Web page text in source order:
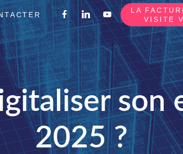
LA
VISITE
son
2025 ?